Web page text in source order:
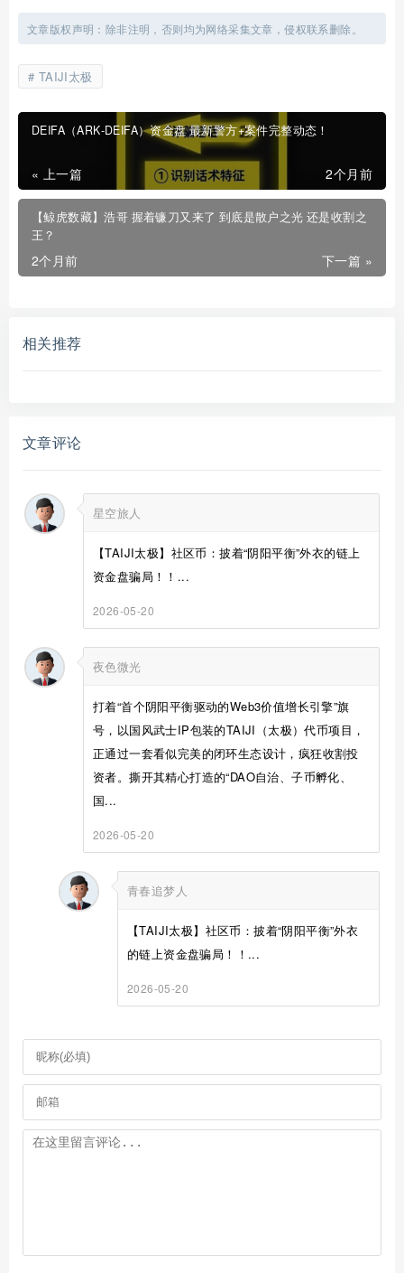
文章版权声明：除非注明，否则均为网络采集文章，侵权联系删除。
TAIJI太极
DEIFA（ARK‑DEIFA）资金盘 最新警方+案件完整动态！
« 上一篇 2个月前
【鲸虎数藏】浩哥 握着镰刀又来了 到底是散户之光 还是收割之
王？
下一篇 »
2个月前
相关推荐
文章评论
星空旅人
【TAIJI太极】社区币：披着“阴阳平衡”外衣的链上
资金盘骗局！！...
2026-05-20
夜色微光
打着“首个阴阳平衡驱动的Web3价值增长引擎”旗
号，以国风武士IP包装的TAIJI（太极）代币项目，
正通过一套看似完美的闭环生态设计，疯狂收割投
资者。撕开其精心打造的“DAO自治、子币孵化、
国...
2026-05-20
青春追梦人
【TAIJI太极】社区币：披着“阴阳平衡”外衣
的链上资金盘骗局！！...
2026-05-20